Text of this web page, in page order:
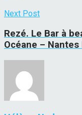
Next Post
Rezé. Le Bar à
Océane – Nantes